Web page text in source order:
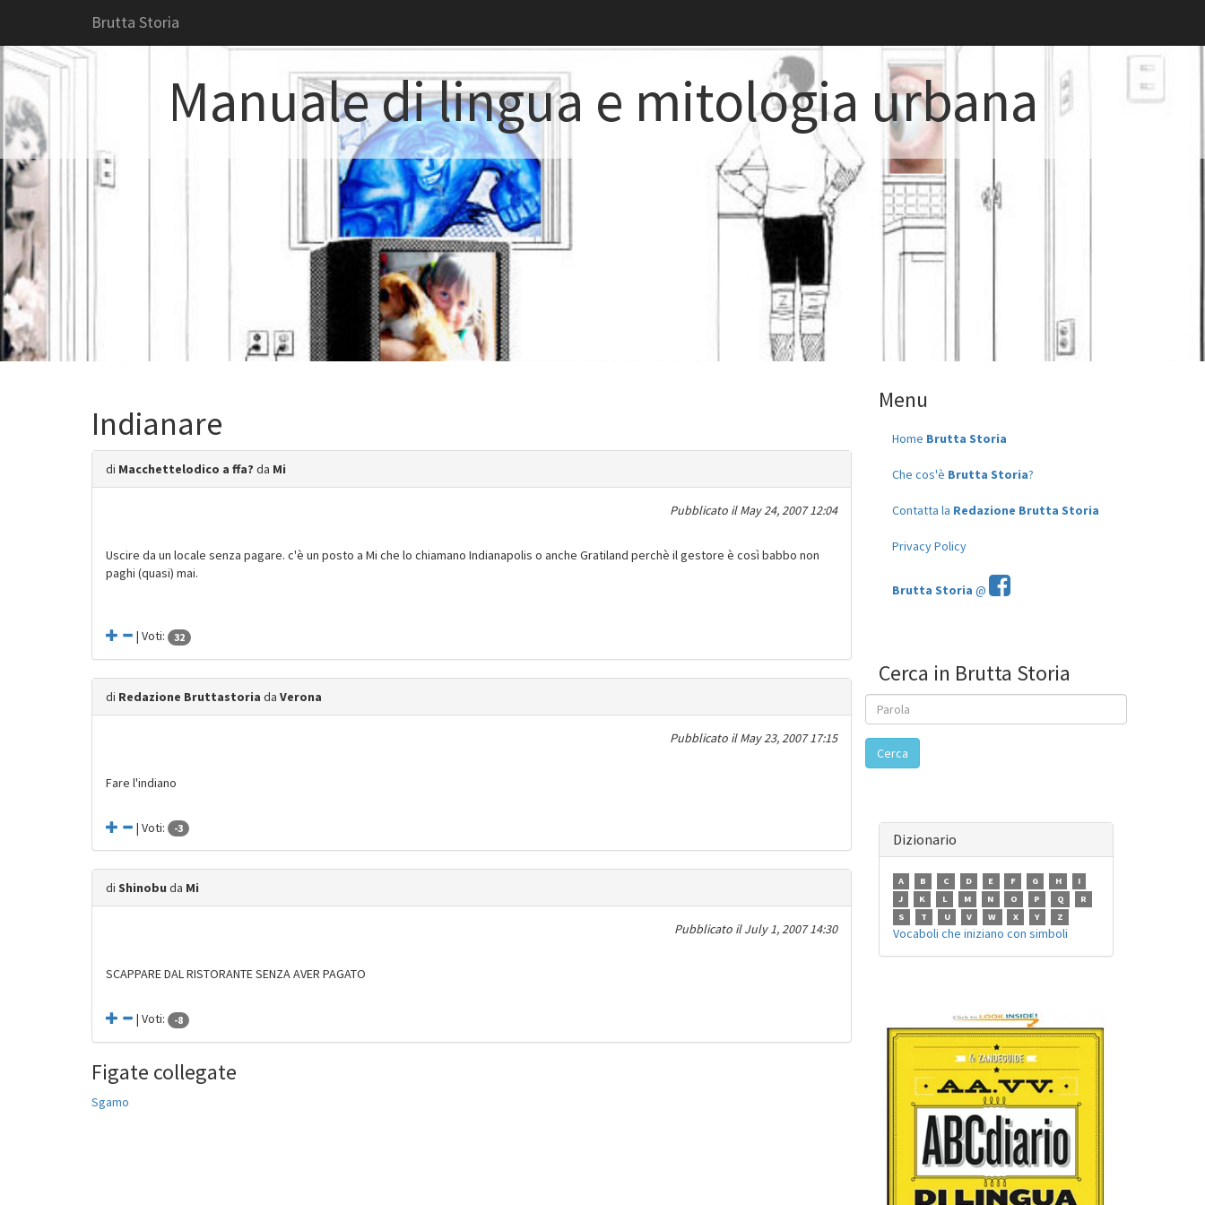
Brutta Storia
Manuale di lingua e mitologia urbana
Indianare
di Macchettelodico a ffa? da Mi
Pubblicato ilMay 24, 2007 12:04
Uscire da un locale senza pagare. c'è un posto a Mi che lo chiamano Indianapolis o anche Gratiland perchè il gestore è così babbo non
paghi (quasi) mai.
| Voti: 32
di Redazione Bruttastoria da Verona
Pubblicato ilMay 23, 2007 17:15
Fare l'indiano
| Voti: -3
di Shinobu da Mi
Pubblicato ilJuly 1, 2007 14:30
SCAPPARE DAL RISTORANTE SENZA AVER PAGATO
| Voti: -8
Figate collegate
Sgamo
Menu
Home Brutta Storia
Che cos'è Brutta Storia?
Contatta la Redazione Brutta Storia
Privacy Policy
Brutta Storia @
Cerca in Brutta Storia
Cerca
Dizionario
A B C D E F G H
I
J
K L M N O P Q
R
S
T U V W X Y Z
Vocaboli che iniziano con simboli